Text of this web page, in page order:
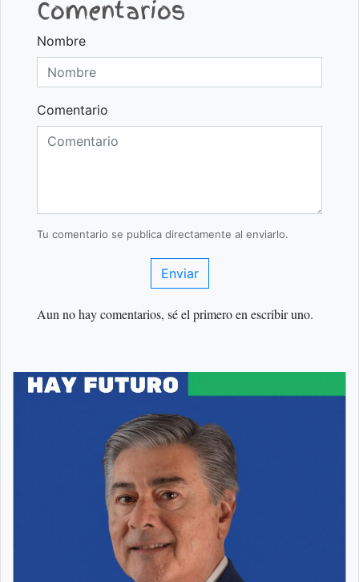
Comentarios
Nombre
Comentario
Tu comentario se publica directamente al enviarlo.
Enviar
Aun no hay comentarios, sé el primero en escribir uno.